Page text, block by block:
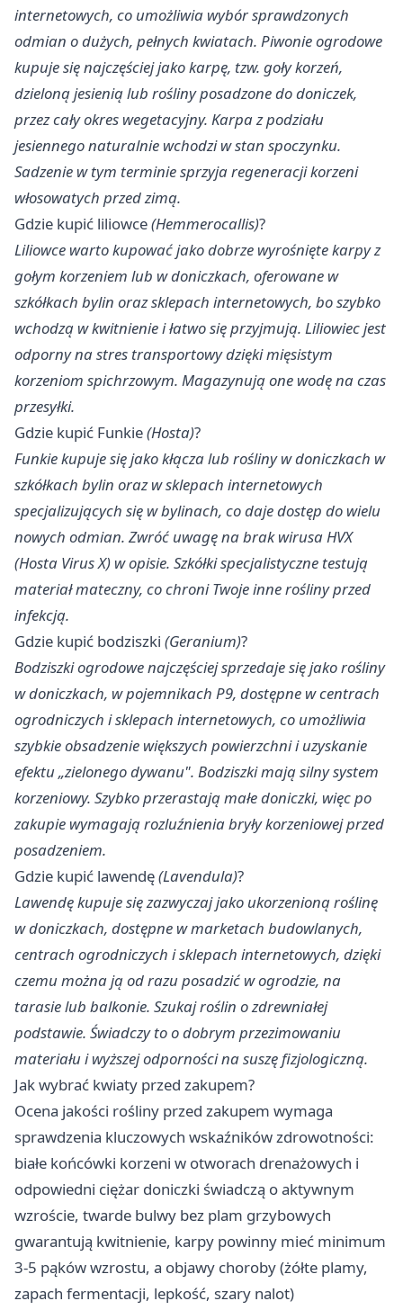
internetowych, co umożliwia wybór sprawdzonych
odmian o dużych, pełnych kwiatach. Piwonie ogrodowe
kupuje się najczęściej jako karpę, tzw. goły korzeń,
dzieloną jesienią lub rośliny posadzone do doniczek,
przez cały okres wegetacyjny. Karpa z podziału
jesiennego naturalnie wchodzi w stan spoczynku.
Sadzenie w tym terminie sprzyja regeneracji korzeni
włosowatych przed zimą.
Gdzie kupić liliowce(Hemmerocallis)?
Liliowce warto kupować jako dobrze wyrośnięte karpy z
gołym korzeniem lub w doniczkach, oferowane w
szkółkach bylin oraz sklepach internetowych, bo szybko
wchodzą w kwitnienie i łatwo się przyjmują. Liliowiec jest
odporny na stres transportowy dzięki mięsistym
korzeniom spichrzowym. Magazynują one wodę na czas
przesyłki.
Gdzie kupić Funkie(Hosta)?
Funkie kupuje się jako kłącza lub rośliny w doniczkach w
szkółkach bylin oraz w sklepach internetowych
specjalizujących się w bylinach, co daje dostęp do wielu
nowych odmian. Zwróć uwagę na brak wirusa HVX
(Hosta Virus X) w opisie. Szkółki specjalistyczne testują
materiał mateczny, co chroni Twoje inne rośliny przed
infekcją.
Gdzie kupić bodziszki (Geranium)?
Bodziszki ogrodowe najczęściej sprzedaje się jako rośliny
w doniczkach, w pojemnikach P9, dostępne w centrach
ogrodniczych i sklepach internetowych, co umożliwia
szybkie obsadzenie większych powierzchni i uzyskanie
efektu „zielonego dywanu". Bodziszki mają silny system
korzeniowy. Szybko przerastają małe doniczki, więc po
zakupie wymagają rozluźnienia bryły korzeniowej przed
posadzeniem.
Gdzie kupić lawendę(Lavendula)?
Lawendę kupuje się zazwyczaj jako ukorzenioną roślinę
w doniczkach, dostępne w marketach budowlanych,
centrach ogrodniczych i sklepach internetowych, dzięki
czemu można ją od razu posadzić w ogrodzie, na
tarasie lub balkonie. Szukaj roślin o zdrewniałej
podstawie. Świadczy to o dobrym przezimowaniu
materiału i wyższej odporności na suszę fizjologiczną.
Jak wybrać kwiaty przed zakupem?
Ocena jakości rośliny przed zakupem wymaga
sprawdzenia kluczowych wskaźników zdrowotności:
białe końcówki korzeni w otworach drenażowych i
odpowiedni ciężar doniczki świadczą o aktywnym
wzroście, twarde bulwy bez plam grzybowych
gwarantują kwitnienie, karpy powinny mieć minimum
3-5 pąków wzrostu, a objawy choroby (żółte plamy,
zapach fermentacji, lepkość, szary nalot)